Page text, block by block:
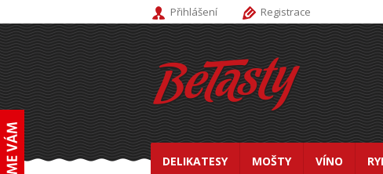
Přihlášení Registrace
DELIKATESY MOŠTY VÍNO